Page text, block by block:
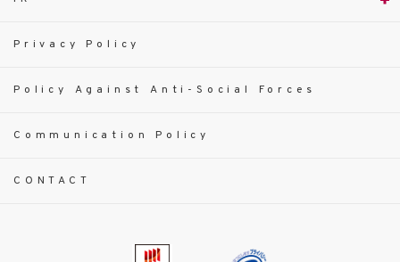
Privacy Policy
Policy Against Anti-Social Forces
Communication Policy
CONTACT